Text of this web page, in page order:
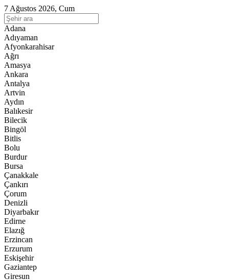
7 Ağustos 2026, Cum
Adana
Adıyaman
Afyonkarahisar
Ağrı
Amasya
Ankara
Antalya
Artvin
Aydın
Balıkesir
Bilecik
Bingöl
Bitlis
Bolu
Burdur
Bursa
Çanakkale
Çankırı
Çorum
Denizli
Diyarbakır
Edirne
Elazığ
Erzincan
Erzurum
Eskişehir
Gaziantep
Giresun